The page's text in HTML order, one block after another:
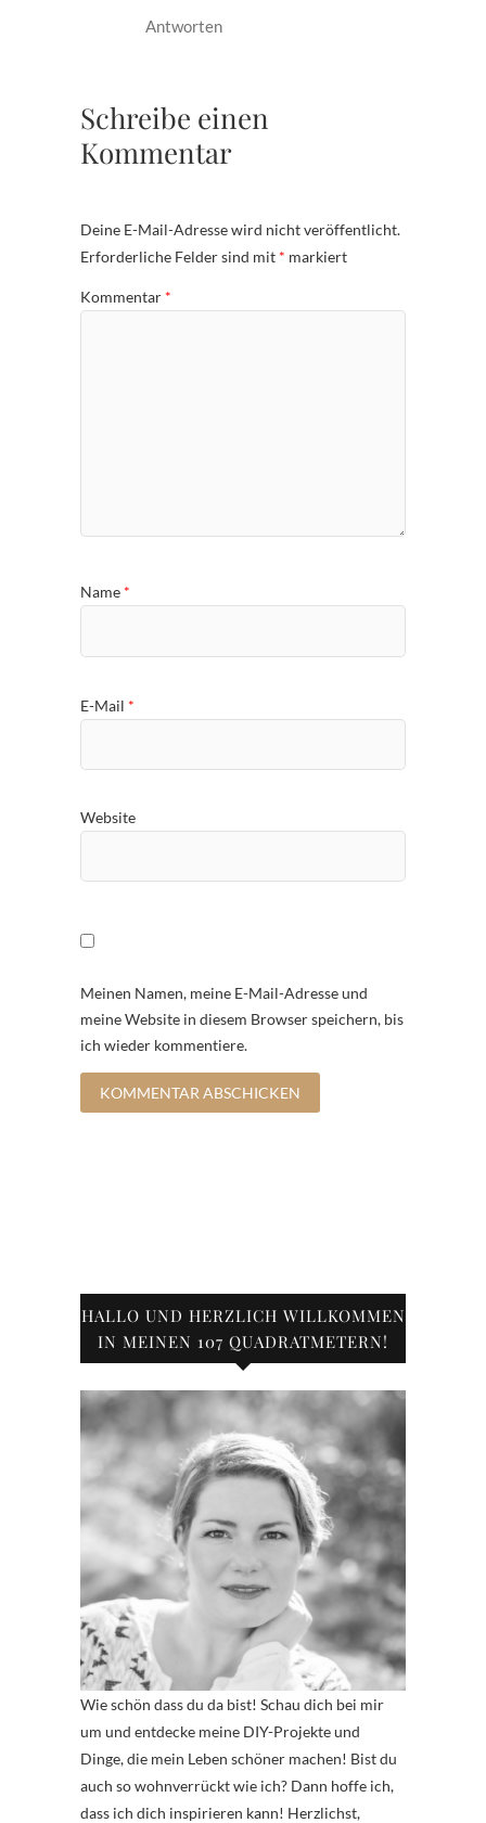
Antworten
Schreibe einen
Kommentar
Deine E-Mail-Adresse wird nicht veröffentlicht.
Erforderliche Felder sind mit * markiert
Kommentar *
Name *
E-Mail *
Website
Meinen Namen, meine E-Mail-Adresse und
meine Website in diesem Browser speichern, bis
ich wieder kommentiere.
HALLO UND HERZLICH WILLKOMMEN
IN MEINEN 107 QUADRATMETERN!
Wie schön dass du da bist! Schau dich bei mir
um und entdecke meine DIY-Projekte und
Dinge, die mein Leben schöner machen! Bist du
auch so wohnverrückt wie ich? Dann hoffe ich,
dass ich dich inspirieren kann! Herzlichst,